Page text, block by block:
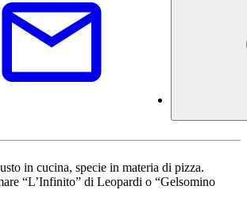
in cucina, specie in materia di pizza.
“L’Infinito” di Leopardi o “Gelsomino